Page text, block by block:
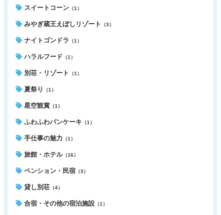
スイートコーン （1）
みやぎ蔵王えぼしリゾート （3）
ナイトゴンドラ （1）
ハラルフード （1）
別荘・リゾート （1）
夏祭り （1）
星空観賞 （1）
ふわふわパンケーキ （1）
手仕事の魅力 （1）
旅館・ホテル（16）
ペンション・民宿 （3）
貸し別荘 （4）
合宿・その他の宿泊施設 （1）